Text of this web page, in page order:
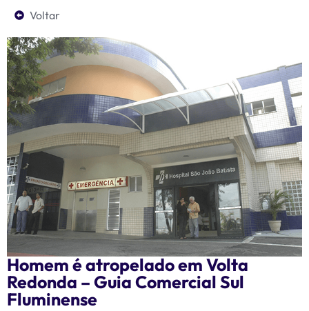
Voltar
Homem é atropelado em Volta
Redonda – Guia Comercial Sul
Fluminense